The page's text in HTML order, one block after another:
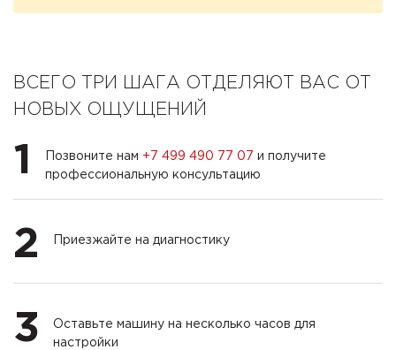
ВСЕГО ТРИ ШАГА ОТДЕЛЯЮТ ВАС ОТ
НОВЫХ ОЩУЩЕНИЙ
1 Позвоните нам +7 499 490 77 07 и получите
профессиональную консультацию
2 Приезжайте на диагностику
3
Оставьте машину на несколько часов для
настройки